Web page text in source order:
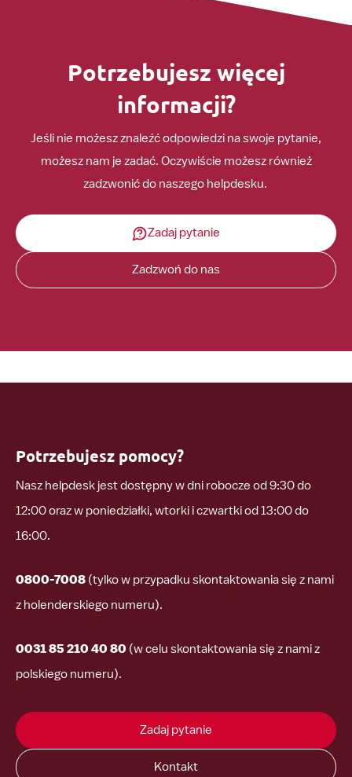
Potrzebujesz więcej
informacji?
Jeśli nie możesz znaleźć odpowiedzi na swoje pytanie,
możesz nam je zadać. Oczywiście możesz również
zadzwonić do naszego helpdesku.
Zadaj pytanie
Zadzwoń do nas
Potrzebujesz pomocy?
Nasz helpdesk jest dostępny w dni robocze od 9:30 do
12:00 oraz w poniedziałki, wtorki i czwartki od 13:00 do
16:00.
0800-7008 (tylko w przypadku skontaktowania się z nami
z holenderskiego numeru).
0031 85 210 40 80 (w celu skontaktowania się z nami z
polskiego numeru).
Zadaj pytanie
Kontakt